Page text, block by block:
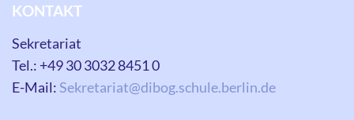
KONTAKT
Sekretariat
Tel.: +49 30 3032 8451 0
E-Mail: Sekretariat@dibog.schule.berlin.de